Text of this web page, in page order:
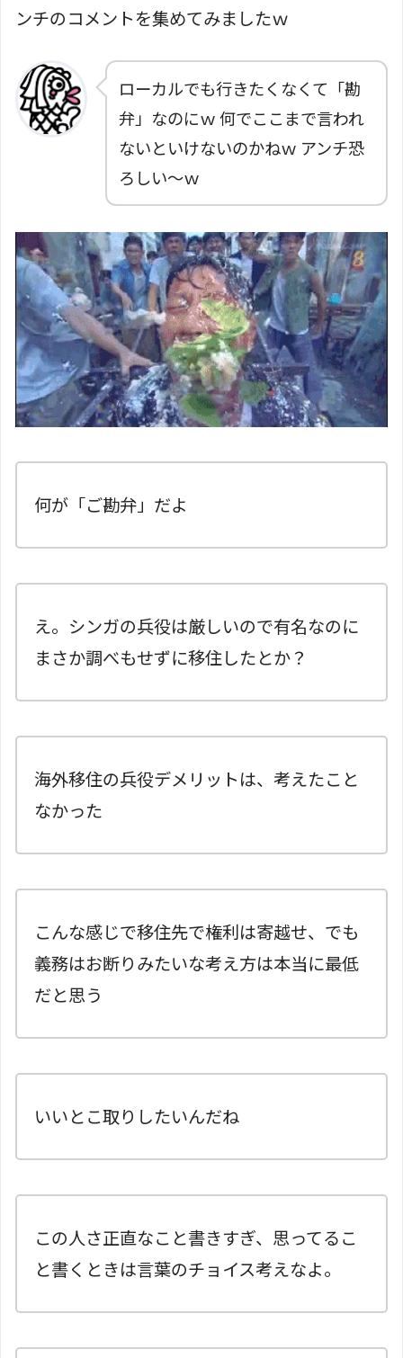
ンチのコメントを集めてみましたｗ
ローカルでも行きたくなくて「勘
弁」なのにｗ 何でここまで言われ
ないといけないのかねｗ アンチ恐
ろしい～ｗ
何が「ご勘弁」だよ
え。シンガの兵役は厳しいので有名なのに
まさか調べもせずに移住したとか？
海外移住の兵役デメリットは、考えたこと
なかった
こんな感じで移住先で権利は寄越せ、でも
義務はお断りみたいな考え方は本当に最低
だと思う
いいとこ取りしたいんだね
この人さ正直なこと書きすぎ、思ってるこ
と書くときは言葉のチョイス考えなよ。